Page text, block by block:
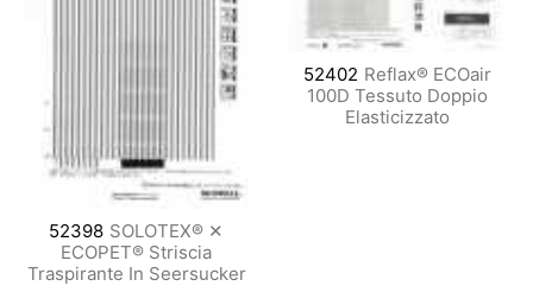
52398 SOLOTEX® ✕
ECOPET® Striscia
Traspirante In Seersucker
52402 Reflax® ECOair
100D Tessuto Doppio
Elasticizzato